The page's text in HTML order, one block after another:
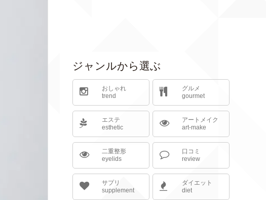
ジャンルから選ぶ
おしゃれ
trend
グルメ
gourmet
エステ
esthetic
アートメイク
art-make
二重整形
eyelids
口コミ
review
サプリ
supplement
ダイエット
diet